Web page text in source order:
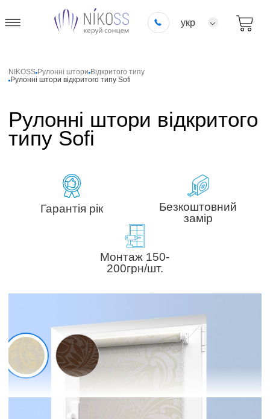
укр
NIKOSS Рулонні штори Відкритого типу
Рулонні штори відкритого типу Sofi
Рулонні штори відкритого
типу Sofi
Гарантія рік
Безкоштовний
замір
Монтаж 150-
200грн/шт.
Відображений колір залежить від матриці і налаштувань вашого